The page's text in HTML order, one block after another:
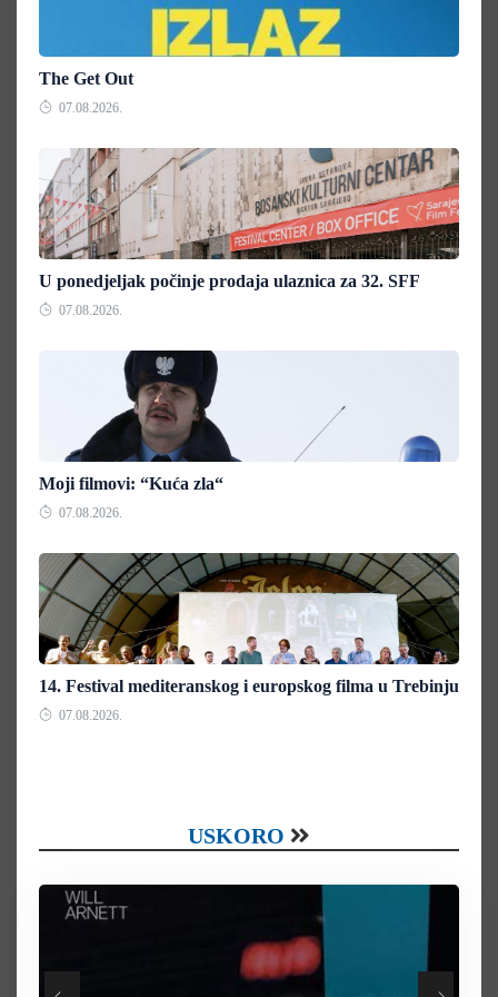
The Get Out
07.08.2026.
U ponedjeljak počinje prodaja ulaznica za 32. SFF
07.08.2026.
Moji filmovi: “Kuća zla“
07.08.2026.
14. Festival mediteranskog i europskog filma u Trebinju
07.08.2026.
USKORO